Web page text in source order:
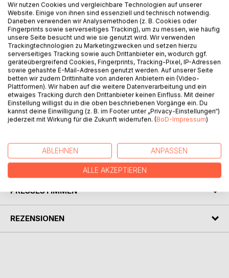
BESCHREIBUNG
Die Märchen und Fabeln sind für Jung und Alt genau das
Richtige. Die Erzählungen handeln von einem Wurm auf
schwieriger Nahrungssuche, von einer orientierungslosen
Hexe und vielen anderen heiteren Charakteren. So
manches ist zum Freuen, und in schwierigen Zeiten können
die Geschichten ein Lächeln ins Gesicht zaubern und Trost
spenden.
AUTOR/IN
PRESSESTIMMEN
REZENSIONEN
Wir nutzen Cookies und vergleichbare Technologien auf unserer
Website. Einige von ihnen sind essenziell und technisch notwendig.
Daneben verwenden wir Analysemethoden (z. B. Cookies oder
Fingerprints sowie serverseitiges Tracking), um zu messen, wie häufig
unsere Seite besucht und wie sie genutzt wird. Wir verwenden
Trackingtechnologien zu Marketingzwecken und setzen hierzu
serverseitiges Tracking sowie auch Drittanbieter ein, wodurch ggf.
geräteübergreifend Cookies, Fingerprints, Tracking-Pixel, IP-Adressen
sowie gehashte E-Mail-Adressen genutzt werden. Auf unserer Seite
betten wir zudem Drittinhalte von anderen Anbietern ein (Video-
Plattformen). Wir haben auf die weitere Datenverarbeitung und ein
etwaiges Tracking durch den Drittanbieter keinen Einfluss. Mit deiner
Einstellung willigst du in die oben beschriebenen Vorgänge ein. Du
kannst deine Einwilligung (z. B. im Footer unter „Privacy-Einstellungen“)
jederzeit mit Wirkung für die Zukunft widerrufen. (BoD-Impressum)
ABLEHNEN ANPASSEN
ALLE AKZEPTIEREN